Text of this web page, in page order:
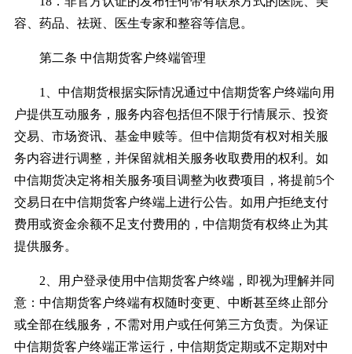
容、药品、祛斑、医生专家和整容等信息。
第二条 中信期货客户终端管理
1、中信期货根据实际情况通过中信期货客户终端向用
户提供互动服务，服务内容包括但不限于行情展示、投资
交易、市场资讯、基金申赎等。但中信期货有权对相关服
务内容进行调整，并保留就相关服务收取费用的权利。如
中信期货决定将相关服务项目调整为收费项目，将提前5个
交易日在中信期货客户终端上进行公告。如用户拒绝支付
费用或资金余额不足支付费用的，中信期货有权终止为其
提供服务。
2、用户登录使用中信期货客户终端，即视为理解并同
意：中信期货客户终端有权随时变更、中断甚至终止部分
或全部在线服务，不需对用户或任何第三方负责。为保证
中信期货客户终端正常运行，中信期货定期或不定期对中